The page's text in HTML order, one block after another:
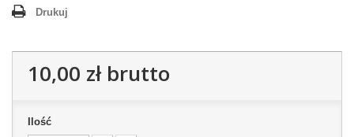
Drukuj
10,00 złbrutto
Ilość